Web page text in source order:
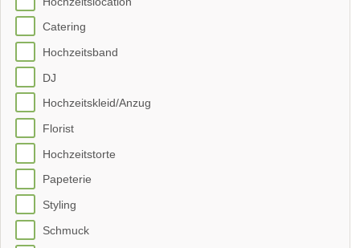
Catering
Hochzeitsband
DJ
Hochzeitskleid/Anzug
Florist
Hochzeitstorte
Papeterie
Styling
Schmuck